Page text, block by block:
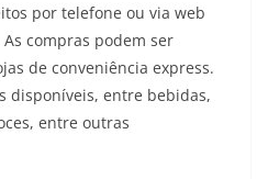
por telefone ou via web
compras podem ser
de conveniência express.
disponíveis, entre bebidas,
entre outras